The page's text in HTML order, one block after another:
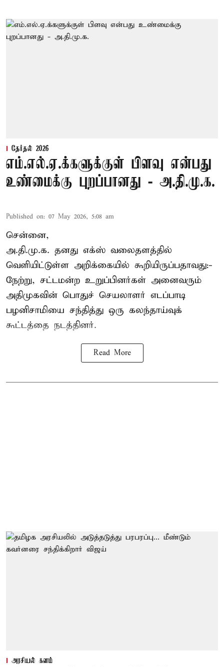
தேர்தல் 2026
எம்.எல்.ஏ.க்களுக்குள் பிளவு என்பது
உண்மைக்கு புறப்பானது - அ.தி.மு.க.
Published on: 07 May 2026, 5:08 am
சென்னை,
அ.தி.மு.க. தனது எக்ஸ் வலைதளத்தில்
வெளியிட்டுள்ள அறிக்கையில் கூறியிருப்பதாவது:-
நேற்று, சட்டமன்ற உறுப்பினர்கள் அனைவரும்
அதிமுகவின் பொதுச் செயலாளர் எடப்பாடி
பழனிசாமியை சந்தித்து ஒரு கலந்தாய்வுக்
கூட்டத்தை நடத்தினர்.
Read More
அரசியல் களம்